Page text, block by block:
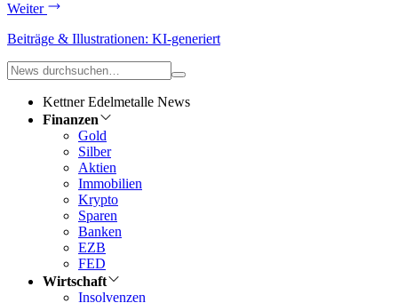
Weiter
Beiträge & Illustrationen: KI-generiert
Kettner Edelmetalle News
Finanzen
Gold
Silber
Aktien
Immobilien
Krypto
Sparen
Banken
EZB
FED
Wirtschaft
Insolvenzen